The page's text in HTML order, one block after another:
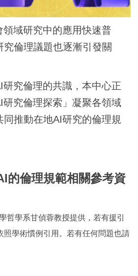
領域研究中的應用快速普
究倫理議題也逐漸引發關
研究倫理的共識，本中心正
研究倫理探索」凝聚各領域
同推動在地AI研究的倫理規
的倫理規範相關參考資
哲學系甘偵蓉教授提供，若有援引
照學術慣例引用。若有任何問題也請